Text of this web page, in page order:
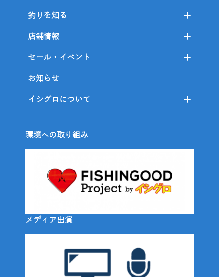
釣りを知る
店舗情報
セール・イベント
お知らせ
イシグロについて
環境への取り組み
メディア出演